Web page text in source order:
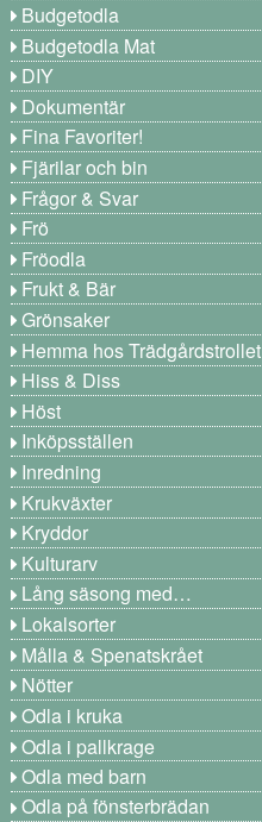
Budgetodla
Budgetodla Mat
DIY
Dokumentär
Fina Favoriter!
Fjärilar och bin
Frågor & Svar
Frö
Fröodla
Frukt & Bär
Grönsaker
Hemma hos Trädgårdstrollet
Hiss & Diss
Höst
Inköpsställen
Inredning
Krukväxter
Kryddor
Kulturarv
Lång säsong med…
Lokalsorter
Målla & Spenatskrået
Nötter
Odla i kruka
Odla i pallkrage
Odla med barn
Odla på fönsterbrädan